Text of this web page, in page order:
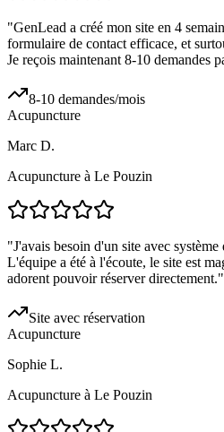
"GenLead a créé mon site en 4
formulaire de contact efficace, et
Je reçois maintenant 8-10 demandes
8-10 demandes/mois
Acupuncture
Marc D.
Acupuncture à Le Pouzin
"J'avais besoin d'un site avec
L'équipe a été à l'écoute, le site est
adorent pouvoir réserver directement."
Site avec réservation
Acupuncture
Sophie L.
Acupuncture à Le Pouzin